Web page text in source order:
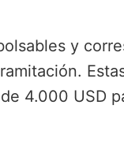
y
4.000 USD